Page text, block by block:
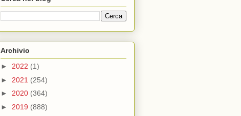
Archivio
► 2022 (1)
► 2021 (254)
► 2020 (364)
► 2019 (888)